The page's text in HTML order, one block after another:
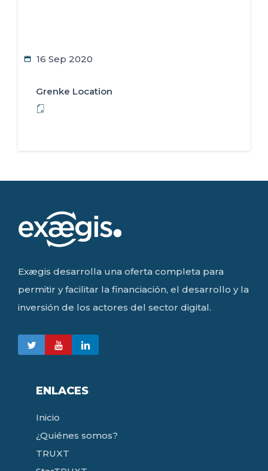
16 Sep 2020
Grenke Location
Exægis desarrolla una oferta completa para
permitir y facilitar la financiación, el desarrollo y la
inversión de los actores del sector digital.
ENLACES
Inicio
¿Quiénes somos?
TRUXT